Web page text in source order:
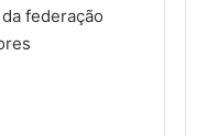
federação